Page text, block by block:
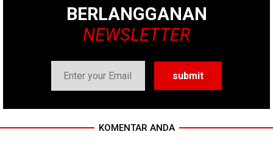
BERLANGGANAN
NEWSLETTER
KOMENTAR ANDA